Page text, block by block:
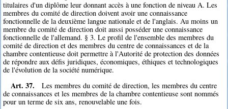
titulaires d'un diplôme leur donnant accès à une fonction de niveau A. Les
membres du comité de direction doivent avoir une connaissance
fonctionnelle de la deuxième langue nationale et de l'anglais. Au moins un
membre du comité de direction doit aussi posséder une connaissance
fonctionnelle de l'allemand. § 3. Le profil de l'ensemble des membres du
comité de direction et des membres du centre de connaissances et de la
chambre contentieuse doit permettre à l'Autorité de protection des données
de répondre aux défis juridiques, économiques, éthiques et technologiques
de l'évolution de la société numérique.
Art. 37.
Les membres du comité de direction, les membres du centre
de connaissances et les membres de la chambre contentieuse sont nommés
pour un terme de six ans, renouvelable une fois.